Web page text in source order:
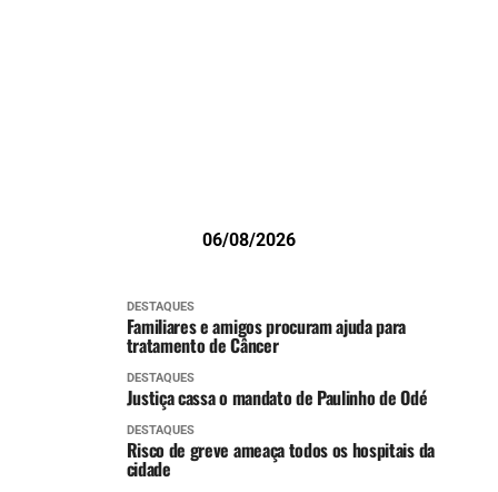
06/08/2026
DESTAQUES
Familiares e amigos procuram ajuda para
tratamento de Câncer
DESTAQUES
Justiça cassa o mandato de Paulinho de Odé
DESTAQUES
Risco de greve ameaça todos os hospitais da
cidade